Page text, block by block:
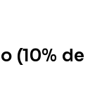
(10% de